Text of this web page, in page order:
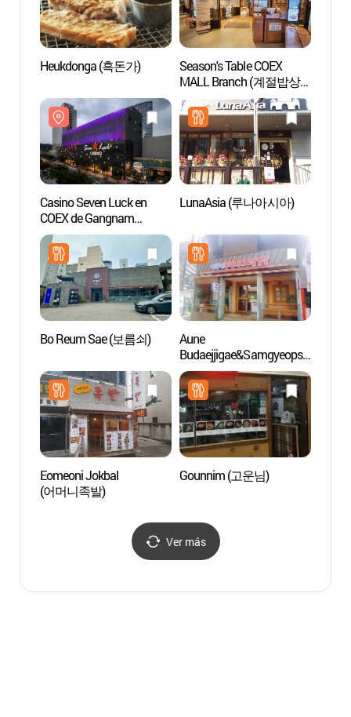
Heukdonga (흑돈가)
Season's Table COEX
MALL Branch (계절밥상
코엑스몰)
Casino Seven Luck en
COEX de Gangnam
(세븐럭카지노
(강남코엑스점))
LunaAsia (루나아시아)
Bo Reum Sae (보름쇠)
Aune
Budaejjigae&Samgyeopsal
(아우네부대찌개&삼겹살)
Eomeoni Jokbal
(어머니족발)
Gounnim (고운님)
Ver más